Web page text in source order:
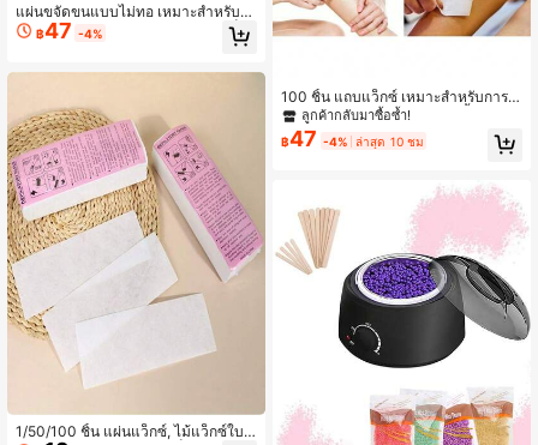
แผ่นขจัดขนแบบไม่ทอ เหมาะสำหรับข
จัดขนร่างกายและใบหน้า (ไม่รวมแว็ก
ซ์) ขนาดใหญ่ 2.8 นิ้ว x 7.9 นิ้ว และขน
฿47 -4%
1/50/100 ชิ้น แผ่นแว็กซ์, ไม้แว็กซ์ใบห
100 ชิ้น แถบแว็กซ์ เหมาะสำหรับการ
กำจัดขนร่างกาย ใบหน้า และคิ้ว แถบแ
ว็กซ์ผ้าไม่ทอ เหมาะสำหรับแขน ขา รัก
แร้ การแว็กซ์บราซิล ใบหน้า และการ
ลูกค้ากลับมาซื้อซ้ำ!
฿47 -4% ล่าสุด 10 ชม